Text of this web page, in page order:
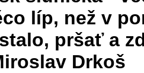
líp, než v
pršať a
Drkoš